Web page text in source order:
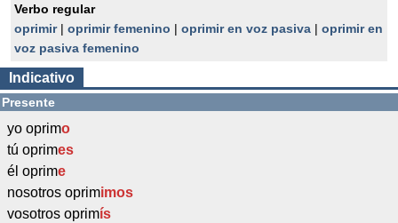
Verbo regular
oprimir| oprimir femenino | oprimir en voz pasiva | oprimir en
voz pasiva femenino
Indicativo
Presente
yo oprimo
tú oprimes
él oprime
nosotros oprimimos
vosotros oprimís